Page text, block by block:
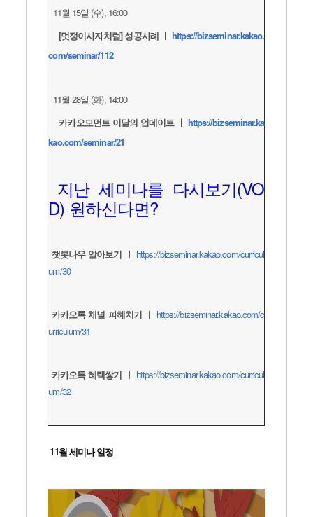
11월 15일 (수), 16:00
[멋쟁이사자처럼] 성공사례 ㅣhttps://bizseminar.kakao.
com/seminar/112
11월 28일 (화), 14:00
카카오모먼트 이달의 업데이트 ㅣ https://bizseminar.ka
kao.com/seminar/21
지난 세미나를 다시보기(VO
D) 원하신다면?
챗봇나우 알아보기 ㅣ https://bizseminar.kakao.com/curricul
um/30
카카오톡 채널 파헤치기 ㅣ https://bizseminar.kakao.com/c
urriculum/31
카카오톡 혜택쌓기 ㅣ https://bizseminar.kakao.com/curricul
um/32
11월 세미나 일정